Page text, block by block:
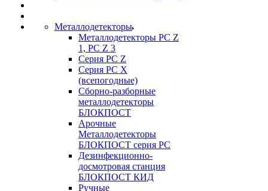
Металлодетекторы
Металлодетекторы РС Z
1, PC Z 3
Серия РС Z
Серия РС X
(всепогодные)
Сборно-разборные
металлодетекторы
БЛОКПОСТ
Арочные
Металлодетекторы
БЛОКПОСТ серия РС
Дезинфекционно-
досмотровая станция
БЛОКПОСТ КИД
Ручные